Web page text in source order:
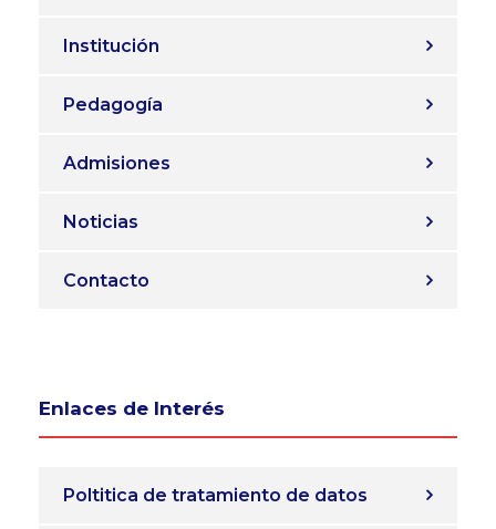
Institución
Pedagogía
Admisiones
Noticias
Contacto
Enlaces de Interés
Poltitica de tratamiento de datos